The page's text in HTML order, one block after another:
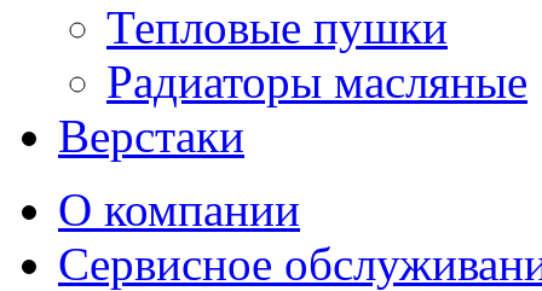
Тепловые пушки
Радиаторы масляные
Верстаки
О компании
Сервисное